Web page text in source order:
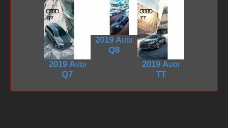
2019 Audi
Q7
2019 Audi
Q8
2019 Audi
TT